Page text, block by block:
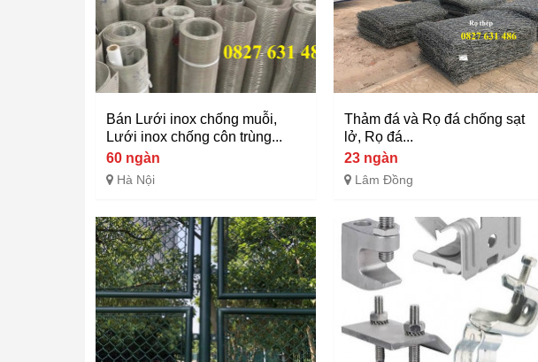
Bán Lưới inox chống muỗi,
Lưới inox chống côn trùng...
60 ngàn
Hà Nội
Thảm đá và Rọ đá chống sạt
lở, Rọ đá...
23 ngàn
Lâm Đồng